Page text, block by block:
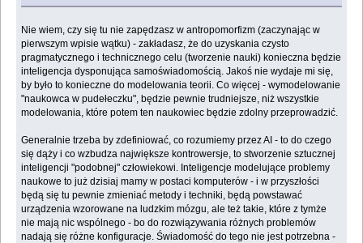
Nie wiem, czy się tu nie zapędzasz w antropomorfizm (zaczynając w
pierwszym wpisie wątku) - zakładasz, że do uzyskania czysto
pragmatycznego i technicznego celu (tworzenie nauki) konieczna będzie
inteligencja dysponująca samoświadomością. Jakoś nie wydaje mi się,
by było to konieczne do modelowania teorii. Co więcej - wymodelowanie
"naukowca w pudełeczku", będzie pewnie trudniejsze, niż wszystkie
modelowania, które potem ten naukowiec będzie zdolny przeprowadzić.
Generalnie trzeba by zdefiniować, co rozumiemy przez AI - to do czego
się dąży i co wzbudza największe kontrowersje, to stworzenie sztucznej
inteligencji "podobnej" człowiekowi. Inteligencje modelujące problemy
naukowe to już dzisiaj mamy w postaci komputerów - i w przyszłości
będą się tu pewnie zmieniać metody i techniki, będą powstawać
urządzenia wzorowane na ludzkim mózgu, ale też takie, które z tymże
nie mają nic wspólnego - bo do rozwiązywania różnych problemów
nadają się różne konfiguracje. Świadomość do tego nie jest potrzebna -